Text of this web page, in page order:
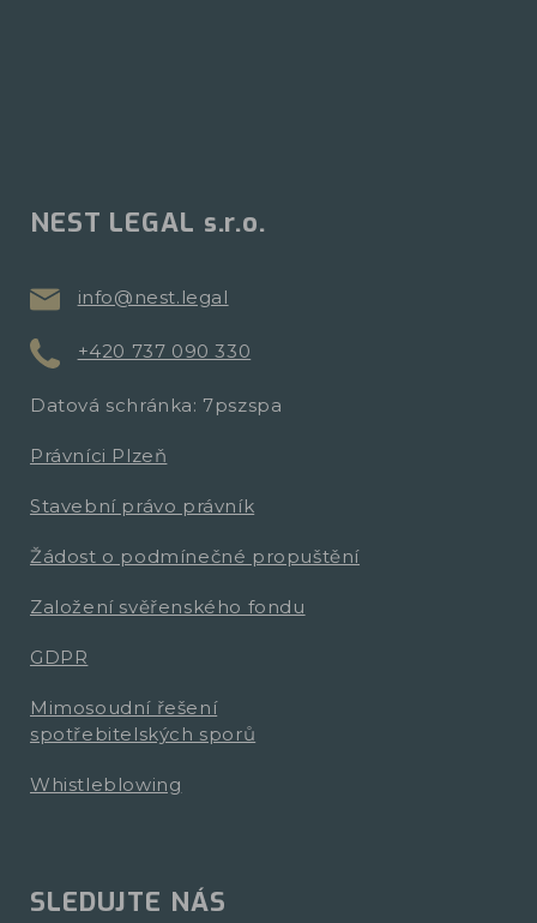
NEST LEGAL s.r.o.
info@nest.legal
+420 737 090 330
Datová schránka: 7pszspa
Právníci Plzeň
Stavební právo právník
Žádost o podmínečné propuštění
Založení svěřenského fondu
GDPR
Mimosoudní řešení
spotřebitelských sporů
Whistleblowing
SLEDUJTE NÁS